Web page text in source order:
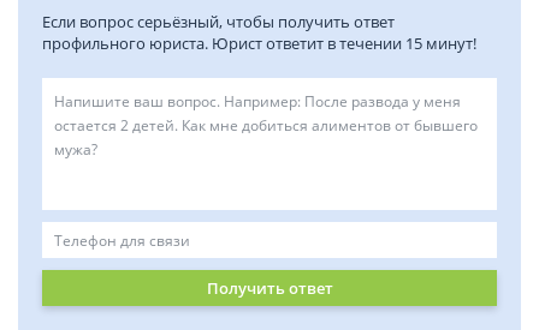
Если вопрос серьёзный, чтобы получить ответ
профильного юриста. Юрист ответит в течении 15 минут!
Получить ответ